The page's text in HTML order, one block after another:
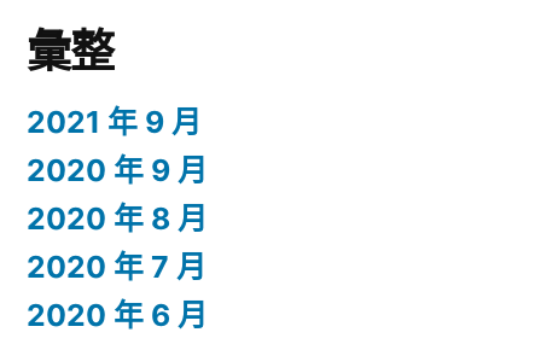
彙整
2021 年 9 月
2020 年 9 月
2020 年 8 月
2020 年 7 月
2020 年 6 月